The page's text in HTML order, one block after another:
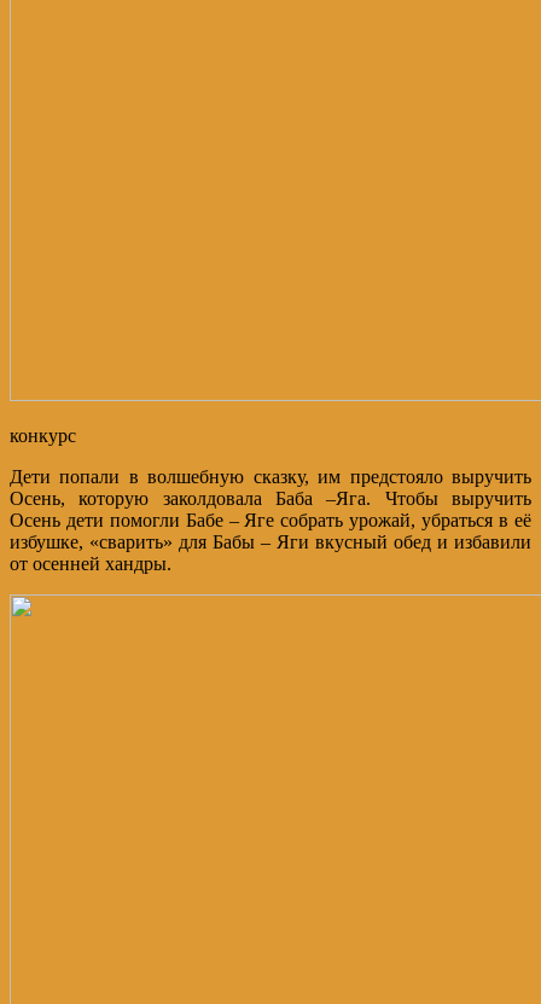
конкурс
Дети попали в волшебную сказку, им предстояло выручить
Осень, которую заколдовала Баба –Яга. Чтобы выручить
Осень дети помогли Бабе – Яге собрать урожай, убраться в её
избушке, «сварить» для Бабы – Яги вкусный обед и избавили
от осенней хандры.